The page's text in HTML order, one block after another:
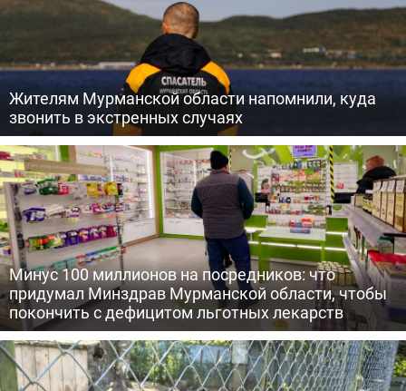
Жителям Мурманской области напомнили, куда
звонить в экстренных случаях
Минус 100 миллионов на посредников: что
придумал Минздрав Мурманской области, чтобы
покончить с дефицитом льготных лекарств